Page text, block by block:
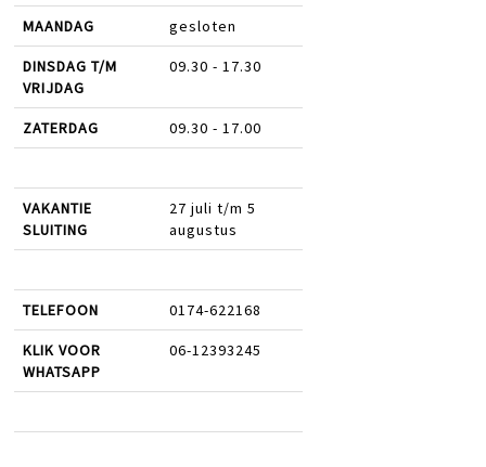
MAANDAG gesloten
DINSDAG T/M
VRIJDAG
09.30 - 17.30
ZATERDAG 09.30 - 17.00
VAKANTIE
SLUITING
27 juli t/m 5
augustus
TELEFOON 0174-622168
KLIK VOOR
WHATSAPP
06-12393245